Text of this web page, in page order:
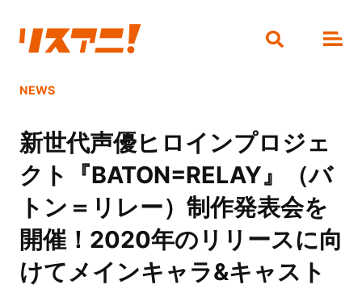
NEWS
新世代声優ヒロインプロジェ
クト『BATON=RELAY』（バ
トン＝リレー）制作発表会を
開催！2020年のリリースに向
けてメインキャラ&キャスト